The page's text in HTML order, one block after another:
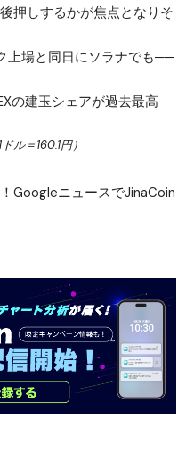
押しするかが焦点となりそ
上場と同日にソラナでも──
の建玉シェアが過去最高
ル＝160.1円）
GoogleニュースでJinaCoin